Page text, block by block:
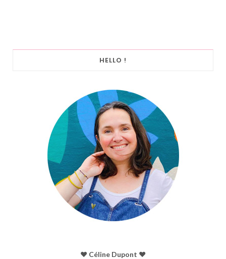
HELLO !
♥︎ Céline Dupont ♥︎